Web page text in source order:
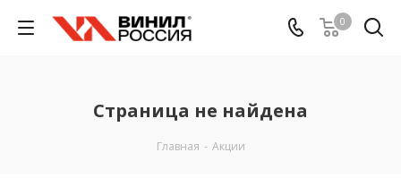
0
Страница не найдена
Главная - Акции